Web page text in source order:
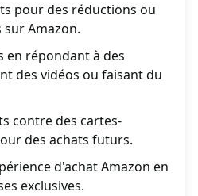
pour des réductions ou
Amazon.
en répondant à des
des vidéos ou faisant du
contre des cartes-
des achats futurs.
d'achat Amazon en
exclusives.